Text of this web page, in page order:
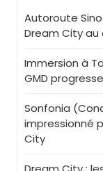
Autoroute
Dream City
Immersion à
GMD
Sonfonia
impressionné
City